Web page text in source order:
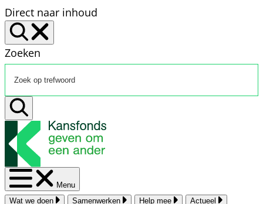
Direct naar inhoud
Zoeken
Menu
Wat we doen
Samenwerken Help mee Actueel